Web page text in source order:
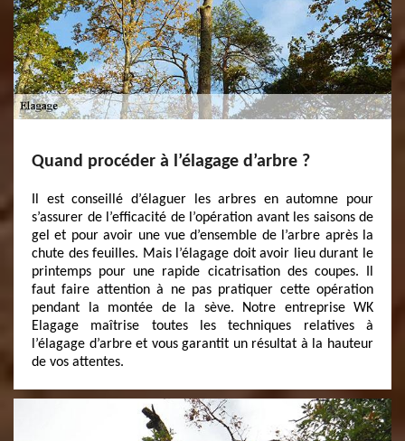
Quand procéder à l’élagage d’arbre ?
Il est conseillé d’élaguer les arbres en automne pour
s’assurer de l’efficacité de l’opération avant les saisons de
gel et pour avoir une vue d’ensemble de l’arbre après la
chute des feuilles. Mais l’élagage doit avoir lieu durant le
printemps pour une rapide cicatrisation des coupes. Il
faut faire attention à ne pas pratiquer cette opération
pendant la montée de la sève. Notre entreprise WK
Elagage maîtrise toutes les techniques relatives à
l’élagage d’arbre et vous garantit un résultat à la hauteur
de vos attentes.